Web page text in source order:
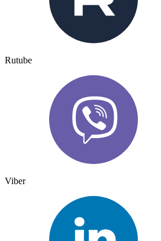
Rutube
Viber